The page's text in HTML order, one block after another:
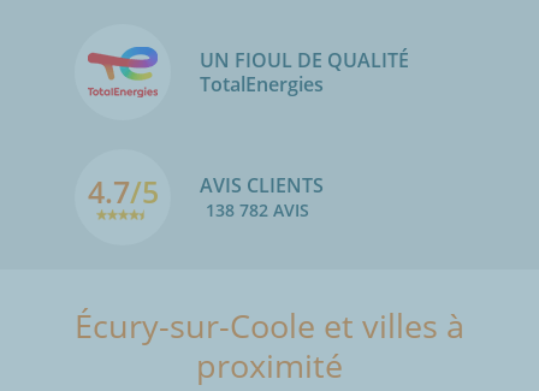
UN FIOUL DE QUALITÉ
TotalEnergies
4.7/5 AVIS CLIENTS
138 782 AVIS
Écury-sur-Coole et villes à
proximité